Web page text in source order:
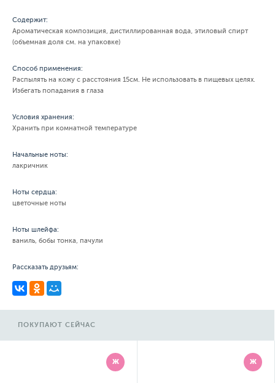
Содержит:
Ароматическая композиция, дистиллированная вода, этиловый спирт
(объемная доля см. на упаковке)
Способ применения:
Распылять на кожу с расстояния 15см. Не использовать в пищевых целях.
Избегать попадания в глаза
Условия хранения:
Хранить при комнатной температуре
Начальные ноты:
лакричник
Ноты сердца:
цветочные ноты
Ноты шлейфа:
ваниль, бобы тонка, пачули
Рассказать друзьям:
ПОКУПАЮТ СЕЙЧАС
Ж Ж